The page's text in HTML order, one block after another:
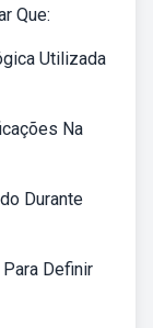
Que:
Utilizada
Na
Durante
Definir